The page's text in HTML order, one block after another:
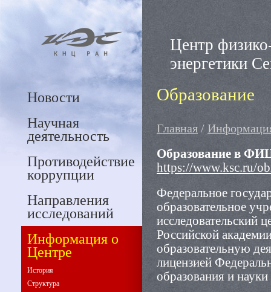
Центр
энергетики
Новости
Научная
деятельность
Противодействие
коррупции
Направления
исследований
Информация о
Центре
История
Структура
Образование
Главная /
Образование в
https://www.ksc.ru/
Федеральное
образовательное
исследовательский
Российской
образовательную
лицензией
образования и